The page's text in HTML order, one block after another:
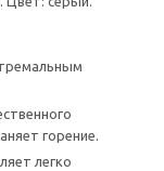
горение.
легко